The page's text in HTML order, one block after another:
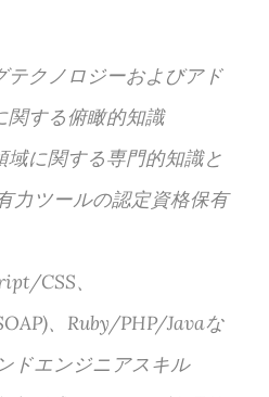
テクノロジーおよびアド
関する俯瞰的知識
域に関する専門的知識と
力ツールの認定資格保有
CSS、
、Ruby/PHP/Javaな
ドエンジニアスキル